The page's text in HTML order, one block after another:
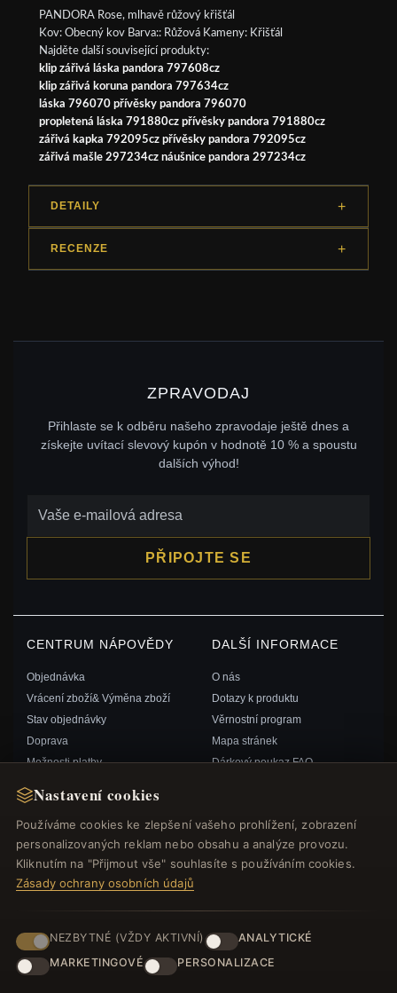
Nastavení cookies
Používáme cookies ke zlepšení vašeho prohlížení, zobrazení
personalizovaných reklam nebo obsahu a analýze provozu.
Kliknutím na "Přijmout vše" souhlasíte s používáním cookies.
Zásady ochrany osobních údajů
NEZBYTNÉ (VŽDY AKTIVNÍ)
ANALYTICKÉ
MARKETINGOVÉ
PERSONALIZACE
PANDORA Rose, mlhavě růžový křišťál
Kov: Obecný kov Barva:: Růžová Kameny: Křišťál
Najděte další související produkty:
klip zářivá láska pandora 797608cz
klip zářivá koruna pandora 797634cz
láska 796070 přívěsky pandora 796070
propletená láska 791880cz přívěsky pandora 791880cz
zářivá kapka 792095cz přívěsky pandora 792095cz
zářivá mašle 297234cz náušnice pandora 297234cz
DETAILY
RECENZE
ZPRAVODAJ
Přihlaste se k odběru našeho zpravodaje ještě dnes a
získejte uvítací slevový kupón v hodnotě 10 % a spoustu
dalších výhod!
PŘIPOJTE SE
CENTRUM NÁPOVĚDY
Objednávka
Vrácení zboží& Výměna zboží
Stav objednávky
Doprava
Možnosti platby
Kontaktujte nás
DALŠÍ INFORMACE
O nás
Dotazy k produktu
Věrnostní program
Mapa stránek
Dárkový poukaz FAQ
RYCHLÉ ODKAZY
Nové produkty
Speciální nabídky
Blog
Recenze
Přihlásit se
SLEDUJTE NÁS